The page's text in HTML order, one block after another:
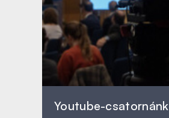
Youtube-csatornánk